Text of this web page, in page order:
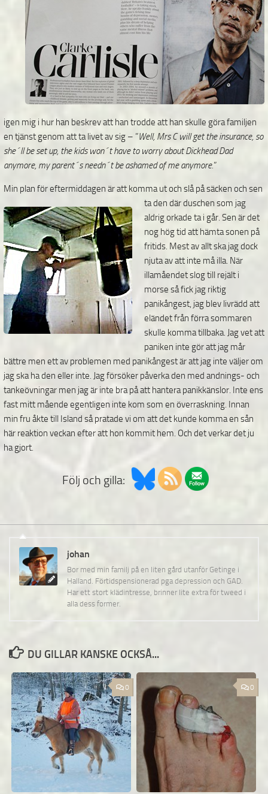
igen mig i hur han beskrev att han trodde att han skulle göra familjen
en tjänst genom att ta livet av sig – ”Well, Mrs C will get the insurance, so
she´ll be set up, the kids won´t have to worry about Dickhead Dad
anymore, my parent´s needn´t be ashamed of me anymore.”
Min plan för eftermiddagen är att komma ut och slå på säcken och sen
ta den där duschen som jag
aldrig orkade ta i går. Sen är det
nog hög tid att hämta sonen på
fritids. Mest av allt ska jag dock
njuta av att inte må illa. När
illamåendet slog till rejält i
morse så fick jag riktig
panikångest, jag blev livrädd att
eländet från förra sommaren
skulle komma tillbaka. Jag vet att
paniken inte gör att jag mår
bättre men ett av problemen med panikångest är att jag inte väljer om
jag ska ha den eller inte. Jag försöker påverka den med andnings- och
tankeövningar men jag är inte bra på att hantera panikkänslor. Inte ens
fast mitt mående egentligen inte kom som en överraskning. Innan
min fru åkte till Island så pratade vi om att det kunde komma en sån
här reaktion veckan efter att hon kommit hem. Och det verkar det ju
ha gjort.
Följ och gilla:
johan
Bor med min familj på en liten gård utanför Getinge i
Halland. Förtidspensionerad pga depression och GAD.
Har ett stort klädintresse, brinner lite extra för tweed i
alla dess former.
DU GILLAR KANSKE OCKSÅ...
0 0